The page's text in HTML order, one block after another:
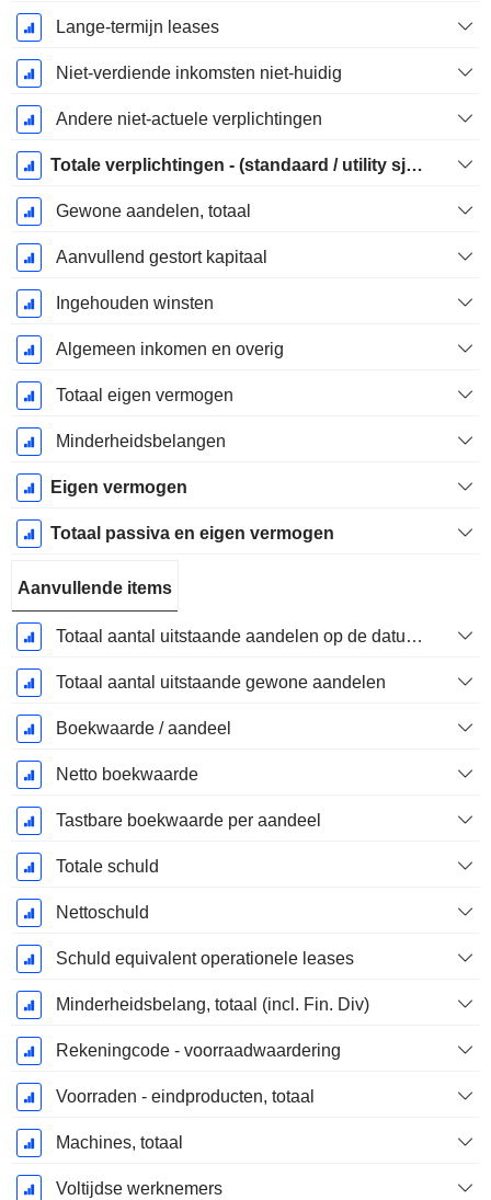
Lange-termijn leases
Niet-verdiende inkomsten niet-huidig
Andere niet-actuele verplichtingen
Totale verplichtingen - (standaard / utility sjabloon)
Gewone aandelen, totaal
Aanvullend gestort kapitaal
Ingehouden winsten
Algemeen inkomen en overig
Totaal eigen vermogen
Minderheidsbelangen
Eigen vermogen
Totaal passiva en eigen vermogen
Aanvullende items
Totaal aantal uitstaande aandelen op de datum van indiening
Totaal aantal uitstaande gewone aandelen
Boekwaarde / aandeel
Netto boekwaarde
Tastbare boekwaarde per aandeel
Totale schuld
Nettoschuld
Schuld equivalent operationele leases
Minderheidsbelang, totaal (incl. Fin. Div)
Rekeningcode - voorraadwaardering
Voorraden - eindproducten, totaal
Machines, totaal
Voltijdse werknemers